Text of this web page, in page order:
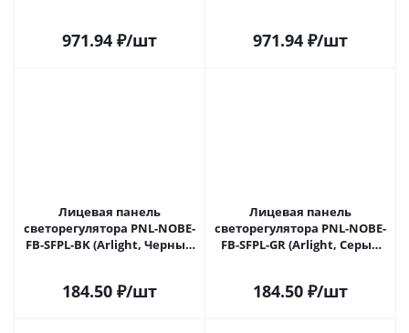
050849 в Сочи
971.94 ₽/шт
в Сочи
971.94 ₽/шт
Лицевая панель
светорегулятора PNL-NOBE-
FB-SFPL-BK (Arlight, Черный
184.50 ₽/шт
Лицевая панель
светорегулятора PNL-NOBE-
FB-SFPL-GR (Arlight, Серый
184.50 ₽/шт